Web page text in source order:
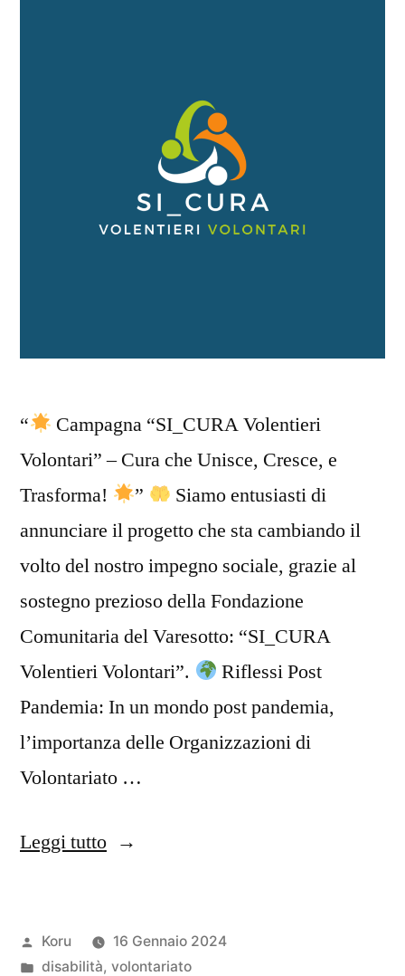
“
Campagna “SI_CURA Volentieri
Volontari” – Cura che Unisce, Cresce, e
Trasforma!
”
Siamo entusiasti di
annunciare il progetto che sta cambiando il
volto del nostro impegno sociale, grazie al
sostegno prezioso della Fondazione
Comunitaria del Varesotto: “SI_CURA
Volentieri Volontari”.
Riflessi Post
Pandemia: In un mondo post pandemia,
l’importanza delle Organizzazioni di
Volontariato …
Leggi tutto“Una
Fondazione
Pubblicato
da
Koru
16 Gennaio 2024
Pubblicato
disabilità, volontariato